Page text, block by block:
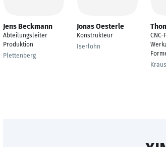
Jens Beckmann
Abteilungsleiter
Produktion
Plettenberg
Jonas Oesterle
Konstrukteur
Iserlohn